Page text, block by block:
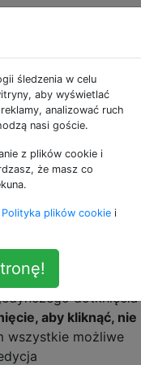
nie
15.10
gnoma
jest w porządku,
dotknięcia
aby kliknąć, nie
wszystkie możliwe
śledzenia w celu
aby wyświetlać
analizować ruch
nasi goście.
z plików cookie i
że masz co
Polityka plików cookie i